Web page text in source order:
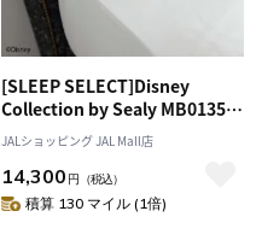
[SLEEP SELECT]Disney
Collection by Sealy MB0135
Box Sheets（ボックスシー
ツ）〔シングル〕 ホワイト
JALショッピング JAL Mall店
14,300 円 （税込）
積算 130 マイル (1倍)